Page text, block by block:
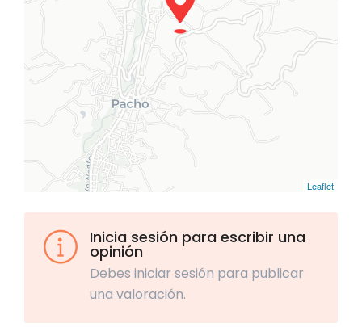
Leaflet
Inicia sesión para escribir una
opinión
Debes iniciar sesión para publicar
una valoración.